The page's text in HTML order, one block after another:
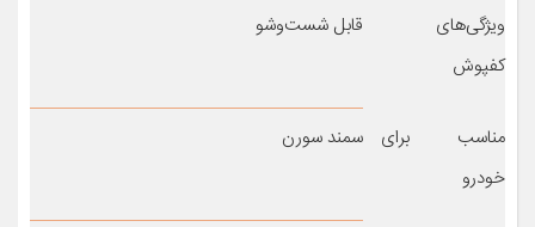
ویژگی‌های
کفپوش
قابل شست‌وشو
مناسب برای
خودرو
سمند سورن